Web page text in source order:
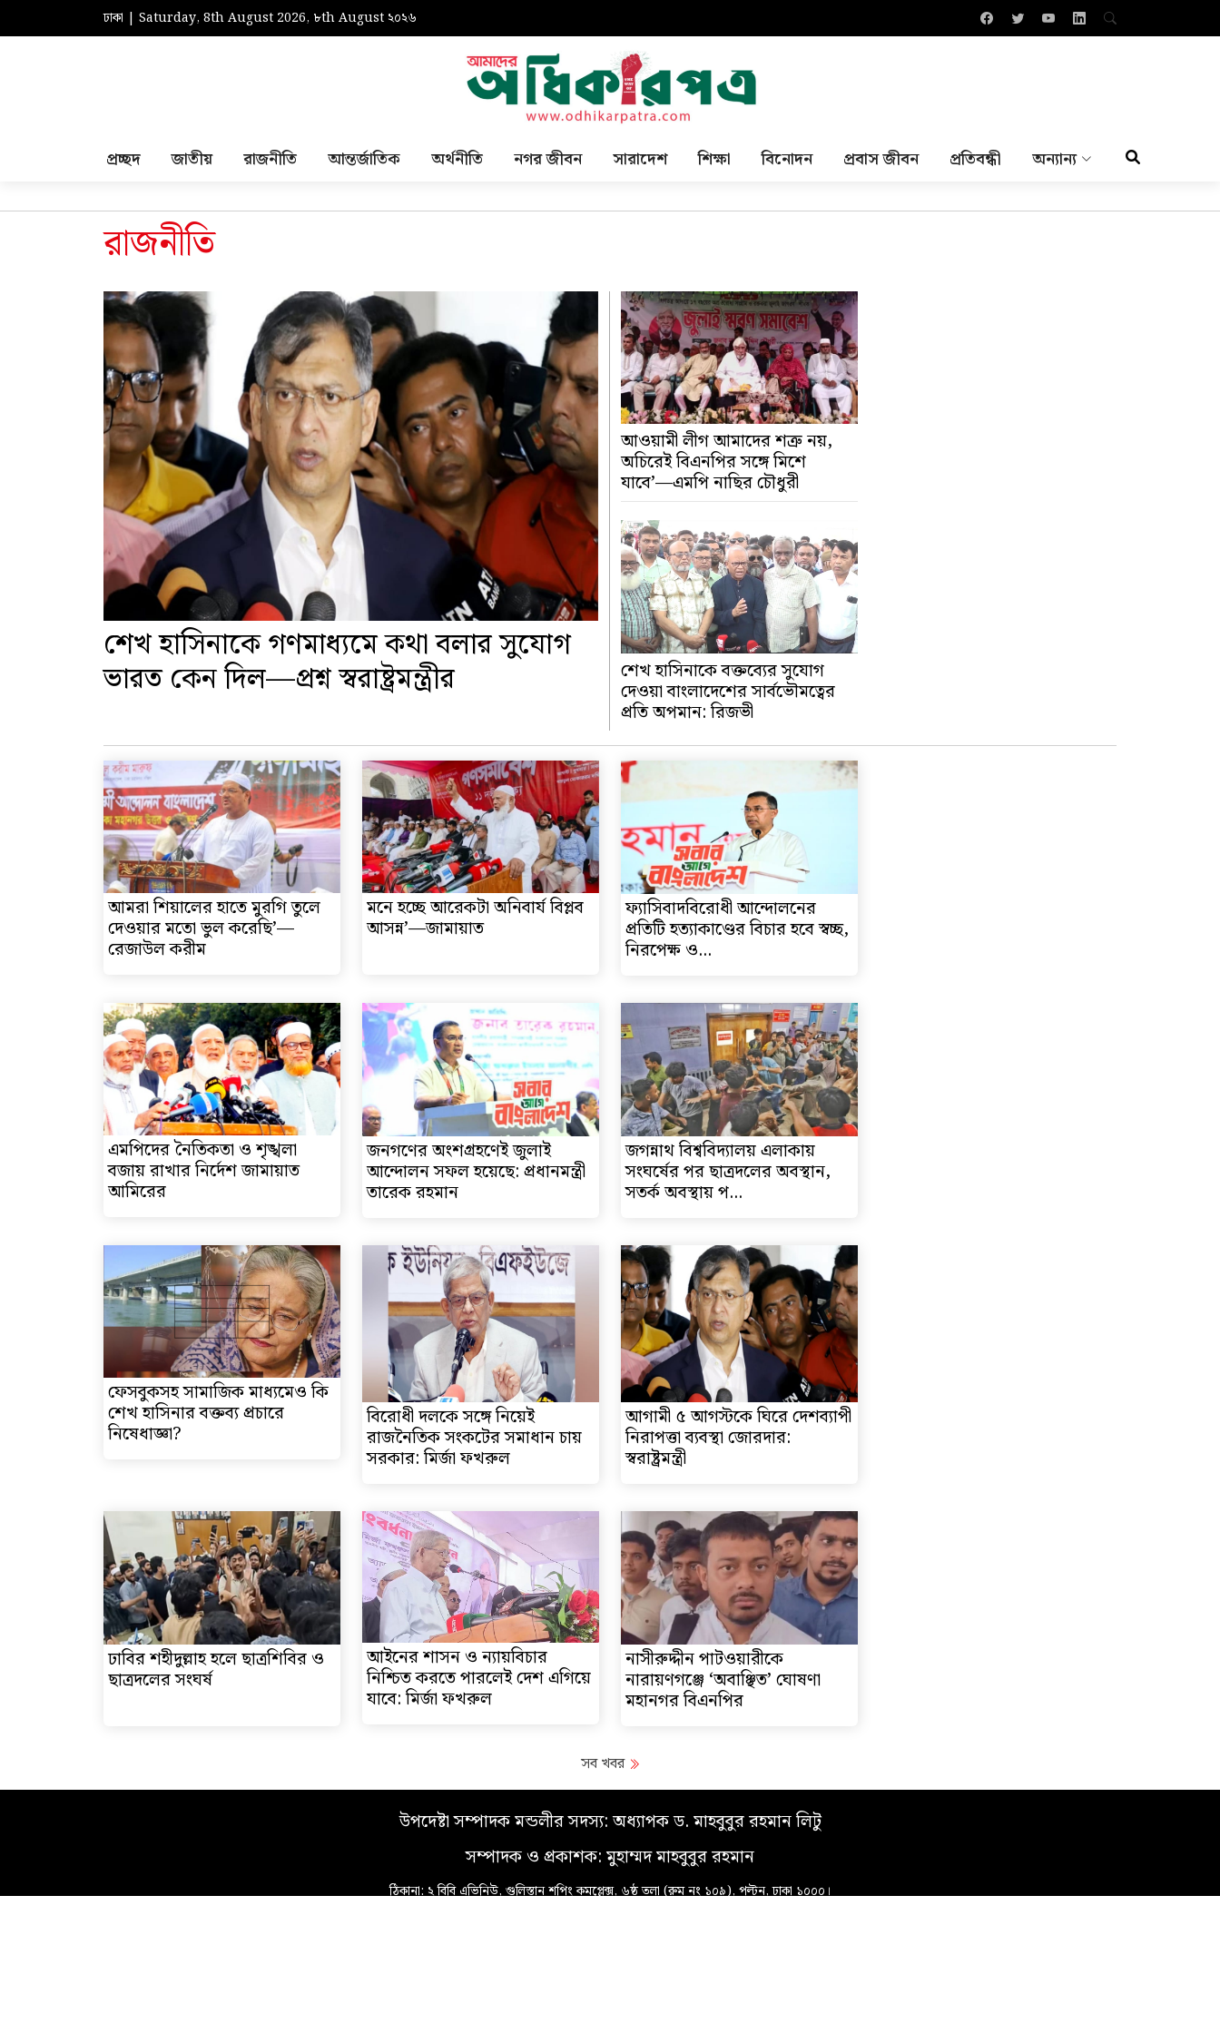
ঢাকা | Saturday, 8th August 2026, ৮th August ২০২৬
প্রচ্ছদ জাতীয় রাজনীতি আন্তর্জাতিক অর্থনীতি নগর জীবন সারাদেশ শিক্ষা বিনোদন প্রবাস জীবন প্রতিবন্ধী অন্যান্য
রাজনীতি
শেখ হাসিনাকে গণমাধ্যমে কথা বলার সুযোগ
ভারত কেন দিল—প্রশ্ন স্বরাষ্ট্রমন্ত্রীর
আওয়ামী লীগ আমাদের শত্রু নয়,
অচিরেই বিএনপির সঙ্গে মিশে
যাবে’—এমপি নাছির চৌধুরী
শেখ হাসিনাকে বক্তব্যের সুযোগ
দেওয়া বাংলাদেশের সার্বভৌমত্বের
প্রতি অপমান: রিজভী
আমরা শিয়ালের হাতে মুরগি তুলে
দেওয়ার মতো ভুল করেছি’—
রেজাউল করীম
মনে হচ্ছে আরেকটা অনিবার্য বিপ্লব
আসন্ন’—জামায়াত
ফ্যাসিবাদবিরোধী আন্দোলনের
প্রতিটি হত্যাকাণ্ডের বিচার হবে স্বচ্ছ,
নিরপেক্ষ ও...
এমপিদের নৈতিকতা ও শৃঙ্খলা
বজায় রাখার নির্দেশ জামায়াত
আমিরের
জনগণের অংশগ্রহণেই জুলাই
আন্দোলন সফল হয়েছে: প্রধানমন্ত্রী
তারেক রহমান
জগন্নাথ বিশ্ববিদ্যালয় এলাকায়
সংঘর্ষের পর ছাত্রদলের অবস্থান,
সতর্ক অবস্থায় প...
ফেসবুকসহ সামাজিক মাধ্যমেও কি
শেখ হাসিনার বক্তব্য প্রচারে
নিষেধাজ্ঞা?
বিরোধী দলকে সঙ্গে নিয়েই
রাজনৈতিক সংকটের সমাধান চায়
সরকার: মির্জা ফখরুল
আগামী ৫ আগস্টকে ঘিরে দেশব্যাপী
নিরাপত্তা ব্যবস্থা জোরদার:
স্বরাষ্ট্রমন্ত্রী
ঢাবির শহীদুল্লাহ হলে ছাত্রশিবির ও
ছাত্রদলের সংঘর্ষ
আইনের শাসন ও ন্যায়বিচার
নিশ্চিত করতে পারলেই দেশ এগিয়ে
যাবে: মির্জা ফখরুল
নাসীরুদ্দীন পাটওয়ারীকে
নারায়ণগঞ্জে ‘অবাঞ্ছিত’ ঘোষণা
মহানগর বিএনপির
সব খবর
উপদেষ্টা সম্পাদক মন্ডলীর সদস্য: অধ্যাপক ড. মাহবুবুর রহমান লিটু
সম্পাদক ও প্রকাশক: মুহাম্মদ মাহবুবুর রহমান
ঠিকানা: ২ বিবি এভিনিউ, গুলিস্তান শপিং কমপ্লেক্স, ৬ষ্ঠ তলা (রুম নং ১০৯), পল্টন, ঢাকা ১০০০।